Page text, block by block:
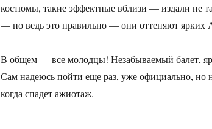
костюмы, такие эффектные вблизи — издали не
— но ведь это правильно — они оттеняют ярких
В общем — все молодцы! Незабываемый балет,
Сам надеюсь пойти еще раз, уже официально, но
когда спадет ажиотаж.